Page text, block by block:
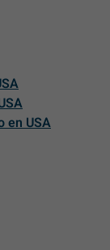
en USA